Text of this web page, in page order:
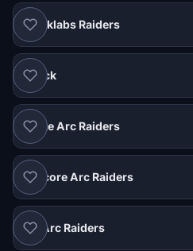
Blanklabs Raiders
Shack
Ignite Arc Raiders
Labcore Arc Raiders
NT Arc Raiders